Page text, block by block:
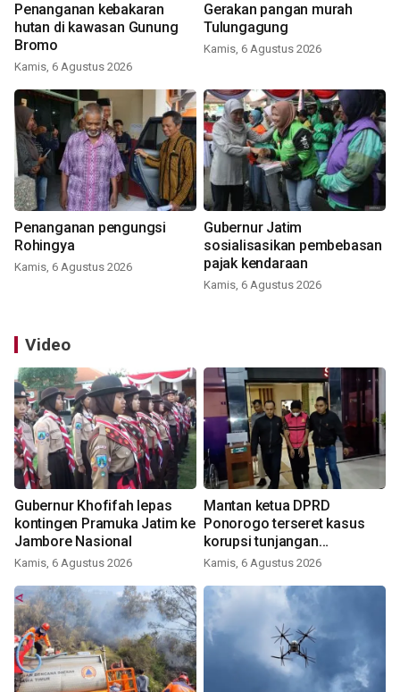
Penanganan kebakaran
hutan di kawasan Gunung
Bromo
Kamis, 6 Agustus 2026
Gerakan pangan murah
Tulungagung
Kamis, 6 Agustus 2026
Penanganan pengungsi
Rohingya
Kamis, 6 Agustus 2026
Gubernur Jatim
sosialisasikan pembebasan
pajak kendaraan
Kamis, 6 Agustus 2026
Video
Gubernur Khofifah lepas
kontingen Pramuka Jatim ke
Jambore Nasional
Kamis, 6 Agustus 2026
Mantan ketua DPRD
Ponorogo terseret kasus
korupsi tunjangan
perumahan
Kamis, 6 Agustus 2026